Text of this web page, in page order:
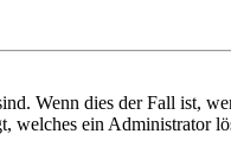
Wenn dies der Fall ist,
welches ein Administrator